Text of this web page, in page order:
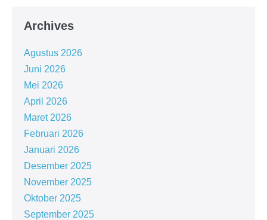
Archives
Agustus 2026
Juni 2026
Mei 2026
April 2026
Maret 2026
Februari 2026
Januari 2026
Desember 2025
November 2025
Oktober 2025
September 2025